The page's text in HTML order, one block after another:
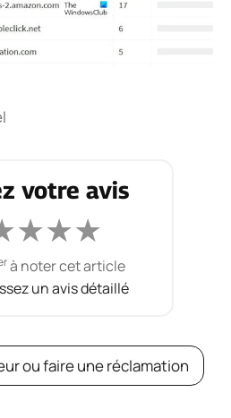
votre avis
★★★
à noter cet article
un avis détaillé
ou faire une réclamation